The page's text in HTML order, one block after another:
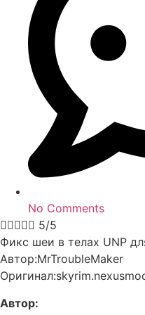
No Comments
 5/5
Фикс шеи в телах UNP
Автор:MrTroubleMaker
Автор: